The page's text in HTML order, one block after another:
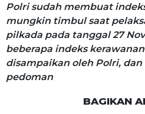
Polri sudah membuat
mungkin timbul saat
pilkada pada tanggal 27
beberapa indeks
disampaikan oleh Polri,
pedoman
BAGIKAN